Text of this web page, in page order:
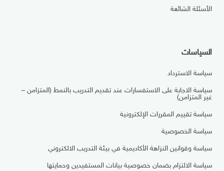
الأسئلة الشائعة
السياسات
سياسة الاسترداد
سياسة الاجابة على الاستفسارات عند تقديم التدريب بالنمط (المتزامن –
غير المتزامن)
سياسة تقييم المقررات الإلكترونية
سياسة الخصوصية
سياسة وقوانين النزاهة الأكاديمية في بيئة التدريب الالكتروني
سياسة الالتزام بضمان خصوصية بيانات المستفيدين وحمايتها